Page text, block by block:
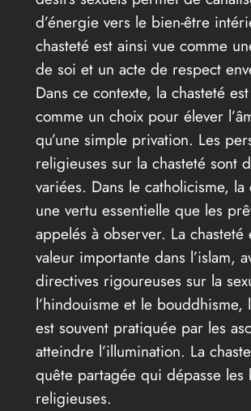
d’énergie vers le bien-être
chasteté est ainsi vue comme
de soi et un acte de respect
Dans ce contexte, la chasteté
comme un choix pour élever
qu’une simple privation. Les
religieuses sur la chasteté sont
variées. Dans le catholicisme, la
une vertu essentielle que les
appelés à observer. La chasteté
valeur importante dans l’islam,
directives rigoureuses sur la
l’hindouisme et le bouddhisme,
est souvent pratiquée par les
atteindre l’illumination. La
quête partagée qui dépasse les
religieuses.